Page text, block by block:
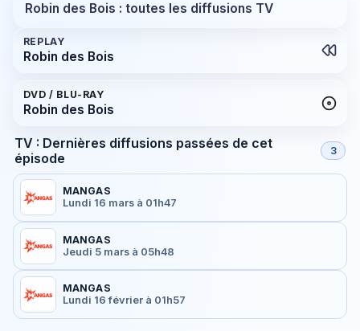
Robin des Bois : toutes les diffusions TV
REPLAY
Robin des Bois
DVD / BLU-RAY
Robin des Bois
TV : Dernières diffusions passées de cet
épisode
3
MANGAS
Lundi 16 mars à 01h47
MANGAS
Jeudi 5 mars à 05h48
MANGAS
Lundi 16 février à 01h57